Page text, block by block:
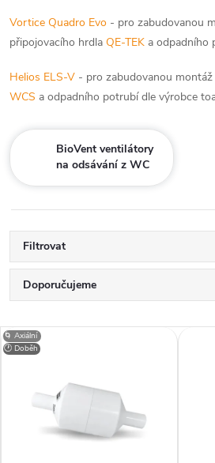
Vortice Quadro Evo - pro zabudovanou
připojovacího hrdla QE-TEK a odpadního
Helios ELS-V - pro zabudovanou
WCS a odpadního potrubí dle výrobce
BioVent ventilátory
na odsávání z WC
Filtrovat
Ř
a
z
Doporučujeme
Nejdražší
Nejprodávanější
Abecedně
V
🕐 Doběh
🌀 Axiální